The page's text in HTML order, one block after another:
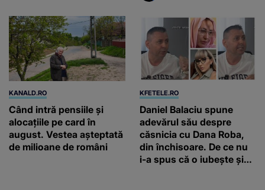
KANALD.RO
Când intră pensiile și
alocațiile pe card în
august. Vestea așteptată
de milioane de români
KFETELE.RO
Daniel Balaciu spune
adevărul său despre
căsnicia cu Dana Roba,
din închisoare. De ce nu
i-a spus că o iubește și